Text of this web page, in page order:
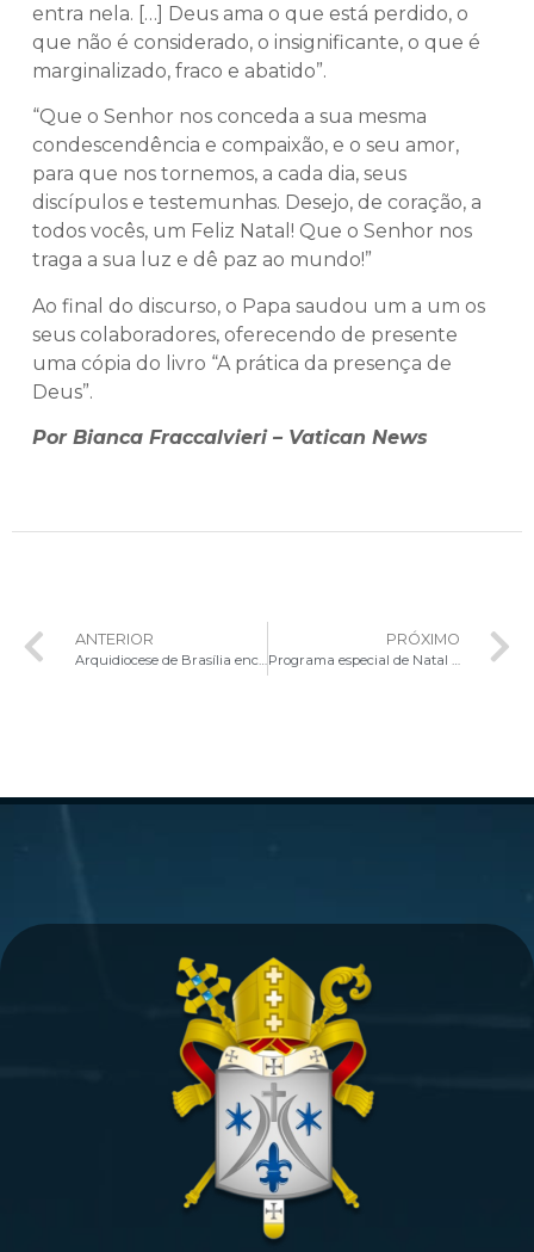
entra nela. […] Deus ama o que está perdido, o
que não é considerado, o insignificante, o que é
marginalizado, fraco e abatido”.
“Que o Senhor nos conceda a sua mesma
condescendência e compaixão, e o seu amor,
para que nos tornemos, a cada dia, seus
discípulos e testemunhas. Desejo, de coração, a
todos vocês, um Feliz Natal! Que o Senhor nos
traga a sua luz e dê paz ao mundo!”
Ao final do discurso, o Papa saudou um a um os
seus colaboradores, oferecendo de presente
uma cópia do livro “A prática da presença de
Deus”.
Por Bianca Fraccalvieri – Vatican News
ANTERIOR
Arquidiocese de Brasília encerra o Ano Jubilar da Esperança com celebração solene na Catedral
PRÓXIMO
Programa especial de Natal do Perfil Católico destaca o perdão, a partilha e a reconciliação